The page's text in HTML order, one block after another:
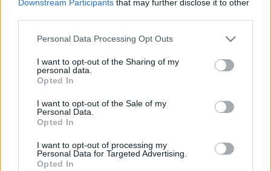
Downstream Participants that may further disclose it to other
Please note that this website/app uses one or more Google
not limited to your visit or usage behaviour. You may click to
grant or deny consent to Google and its third-party tags to
use your data for below specified purposes in below Google
consent section.
Personal Data Processing Opt Outs
I want to opt-out of the Sharing of my
personal data.
Opted In
I want to opt-out of the Sale of my
Personal Data.
Opted In
I want to opt-out of processing my
Personal Data for Targeted Advertising.
Opted In
Étel
Étel